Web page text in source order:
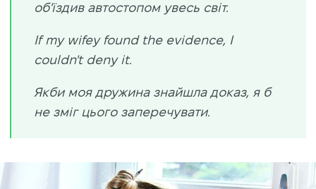
об'їздив автостопом увесь світ.
If my wifey found the evidence, I
couldn't deny it.
Якби моя дружина знайшла доказ, я б
не зміг цього заперечувати.